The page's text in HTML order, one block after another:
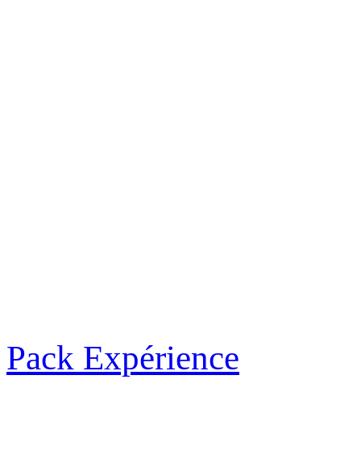
Pack Expérience